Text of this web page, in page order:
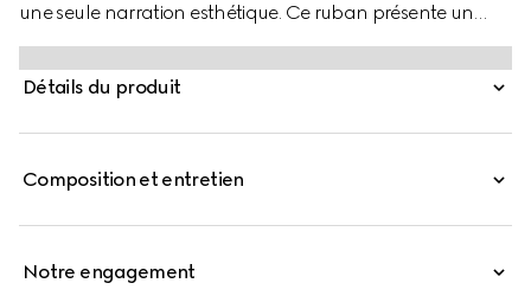
une seule narration esthétique. Ce ruban présente un
imprimé Gucci Flora intégral en pastel.
Détails du produit
Composition et entretien
Notre engagement